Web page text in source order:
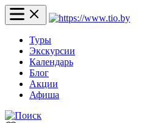
Туры
Экскурсии
Календарь
Блог
Акции
Афиша